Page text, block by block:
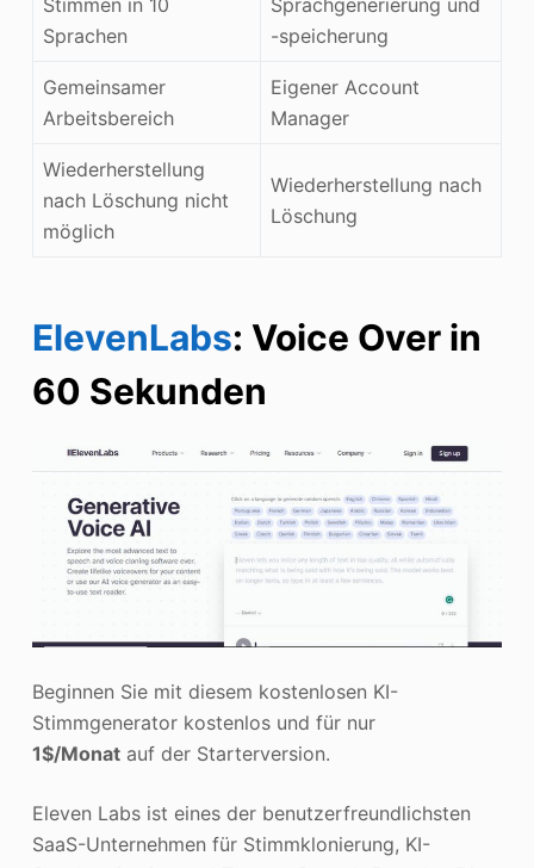
Sprachen
-speicherung
Gemeinsamer
Arbeitsbereich
Eigener Account
Manager
Wiederherstellung
nach Löschung nicht
möglich
Wiederherstellung nach
Löschung
ElevenLabs: Voice Over in
60 Sekunden
Beginnen Sie mit diesem kostenlosen KI-
Stimmgenerator kostenlos und für nur
1$/Monatauf der Starterversion.
Eleven Labs ist eines der benutzerfreundlichsten
SaaS-Unternehmen für Stimmklonierung, KI-